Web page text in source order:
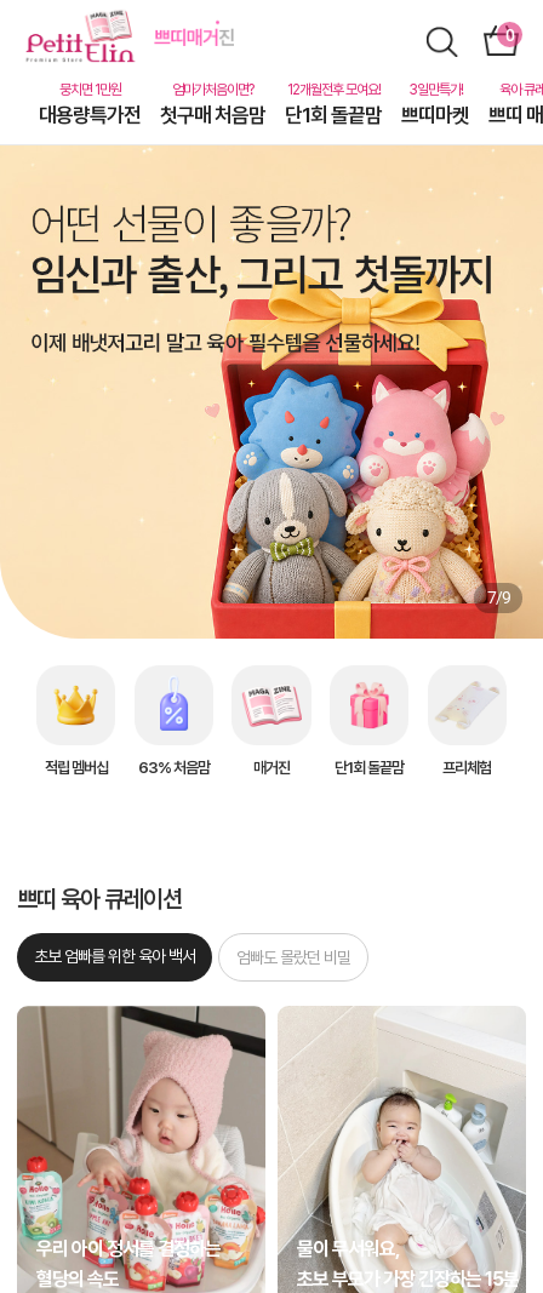
대용량특가전 첫구매 처음맘 단1회 돌끝맘 쁘띠마켓 쁘띠
7/9
적립 멤버십 63% 처음맘 매거진 단1회 돌끝맘 프리체험
쁘띠 육아 큐레이션
초보 엄빠를 위한 육아 백서 엄빠도 몰랐던 비밀
우리 아이 정서를 결정하는
혈당의 속도
물이 무서워요,
초보 부모가 가장 긴장하는 15분